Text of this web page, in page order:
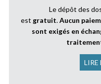
Le dépôt des
est gratuit.Aucun
sont exigés en
LIRE